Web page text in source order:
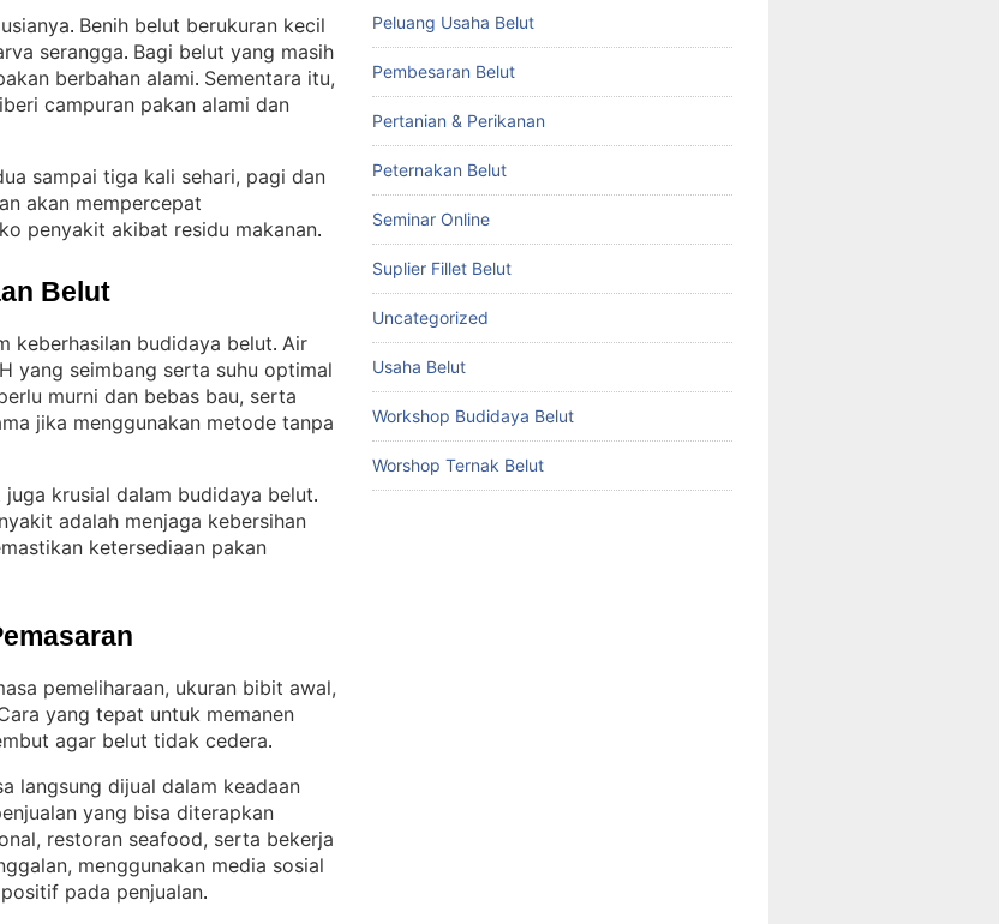
. Benih belut berukuran kecil
serangga. Bagi belut yang masih
berbahan alami. Sementara itu,
campuran pakan alami dan
sampai tiga kali sehari, pagi dan
akan mempercepat
penyakit akibat residu makanan.
Belut
keberhasilan budidaya belut. Air
yang seimbang serta suhu optimal
murni dan bebas bau, serta
jika menggunakan metode tanpa
krusial dalam budidaya belut
adalah menjaga kebersihan
ketersediaan pakan
pemeliharaan, ukuran bibit awal,
yang tepat untuk memanen
agar belut tidak cedera.
langsung dijual dalam keadaan
yang bisa diterapkan
restoran seafood, serta bekerja
menggunakan media sosial
pada penjualan.
Peluang Usaha Belut
Pembesaran Belut
Pertanian & Perikanan
Peternakan Belut
Seminar Online
Suplier Fillet Belut
Uncategorized
Usaha Belut
Workshop Budidaya Belut
Worshop Ternak Belut